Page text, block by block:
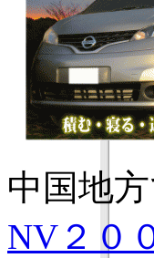
中国地
NV２０